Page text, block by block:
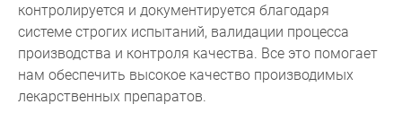
контролируется и документируется благодаря
системе строгих испытаний, валидации процесса
производства и контроля качества. Все это помогает
нам обеспечить высокое качество производимых
лекарственных препаратов.